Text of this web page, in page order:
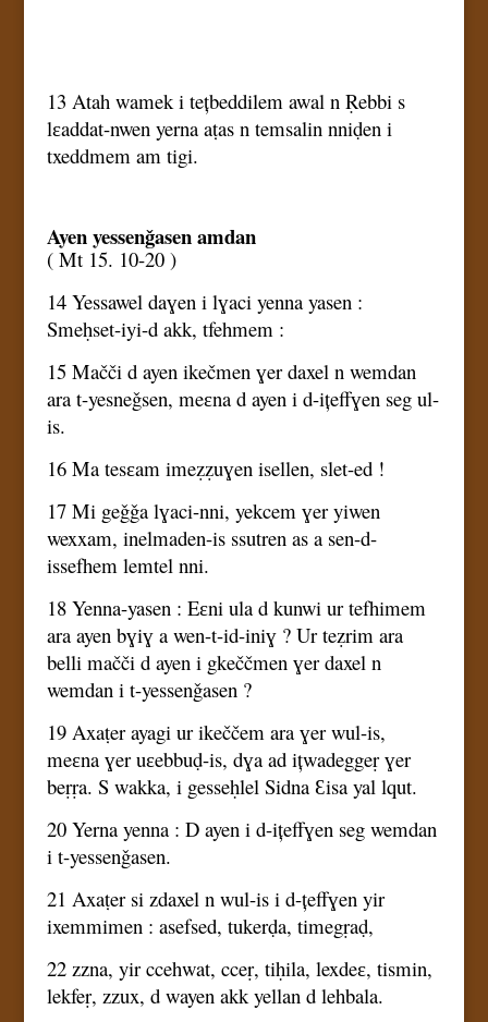
13 Atah wamek i tețbeddilem awal n Ṛebbi s
lɛaddat-nwen yerna aṭas n temsalin nniḍen i
txeddmem am tigi.
Ayen yessenǧasen amdan
( Mt 15. 10-20 )
14 Yessawel daɣen i lɣaci yenna yasen :
Smeḥset-iyi-d akk, tfehmem :
15 Mačči d ayen ikečmen ɣer daxel n wemdan
ara t-yesneǧsen, meɛna d ayen i d-ițeffɣen seg ul-
is.
16 Ma tesɛam imeẓẓuɣen isellen, slet-ed !
17 Mi geǧǧa lɣaci-nni, yekcem ɣer yiwen
wexxam, inelmaden-is ssutren as a sen-d-
issefhem lemtel nni.
18 Yenna-yasen : Eɛni ula d kunwi ur tefhimem
ara ayen bɣiɣ a wen-t-id-iniɣ ? Ur teẓrim ara
belli mačči d ayen i gkeččmen ɣer daxel n
wemdan i t-yessenǧasen ?
19 Axaṭer ayagi ur ikeččem ara ɣer wul-is,
meɛna ɣer uɛebbuḍ-is, dɣa ad ițwadeggeṛ ɣer
beṛṛa. S wakka, i gesseḥlel Sidna Ɛisa yal lqut.
20 Yerna yenna : D ayen i d-ițeffɣen seg wemdan
i t-yessenǧasen.
21 Axaṭer si zdaxel n wul-is i d-țeffɣen yir
ixemmimen : asefsed, tukerḍa, timegṛaḍ,
22 zzna, yir ccehwat, cceṛ, tiḥila, lexdeɛ, tismin,
lekfeṛ, zzux, d wayen akk yellan d lehbala.